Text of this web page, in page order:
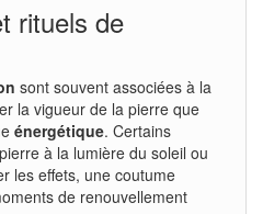
rituels de
sont souvent associées à la
la vigueur de la pierre que
énergétique. Certains
à la lumière du soleil ou
les effets, une coutume
de renouvellement